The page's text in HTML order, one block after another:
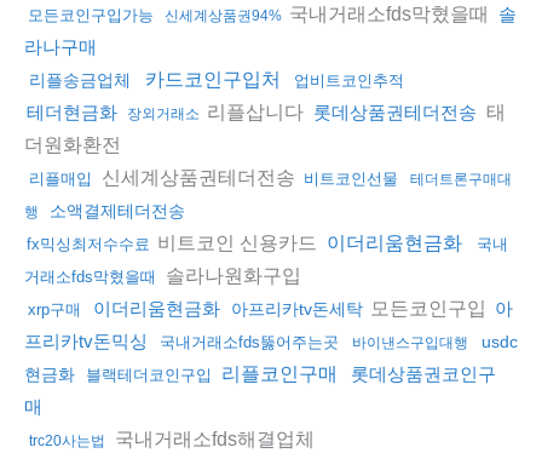
모든코인구입가능 신세계상품권94% 국내거래소fds막혔을때
솔
라나구매
리플송금업체 카드코인구입처 업비트코인추적
테더현금화 장외거래소 리플삽니다 롯데상품권테더전송 태
더원화환전
리플매입 신세계상품권테더전송 비트코인선물
테더트론구매대
행
소액결제테더전송
fx믹싱최저수수료 비트코인 신용카드 이더리움현금화
국내
거래소fds막혔을때
솔라나원화구입
xrp구매 이더리움현금화 아프리카tv돈세탁 모든코인구입 아
프리카tv돈믹싱
국내거래소fds뚫어주는곳 바이낸스구입대행
usdc
현금화
블랙테더코인구입 리플코인구매
롯데상품권코인구
매
trc20사는법 국내거래소fds해결업체